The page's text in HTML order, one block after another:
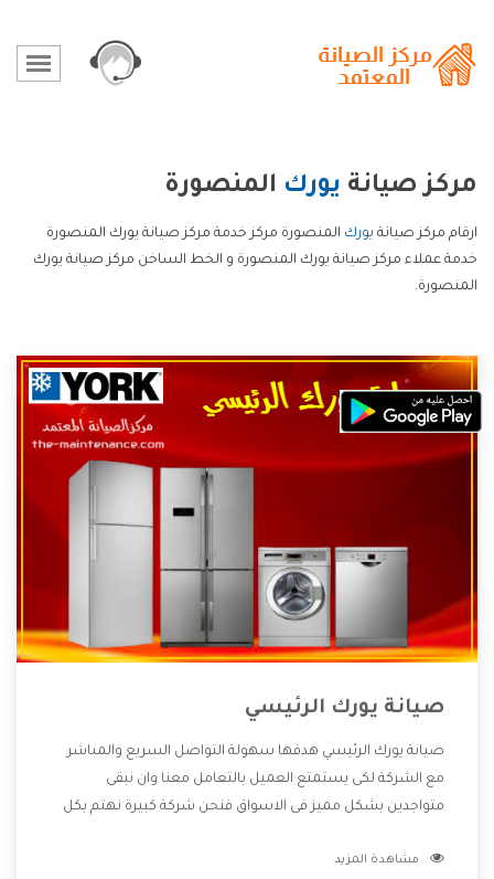
مركز صيانة يورك المنصورة
ارقام مركز صيانة يورك المنصورة مركز خدمة مركز صيانة يورك المنصورة
خدمة عملاء مركز صيانة يورك المنصورة و الخط الساخن مركز صيانة يورك
المنصورة.
صيانة يورك الرئيسي
صيانة يورك الرئيسي هدفها سهولة التواصل السريع والمباشر
مع الشركة لكى يستمتع العميل بالتعامل معنا وان نبقى
متواجدين بشكل مميز فى الاسواق فنحن شركة كبيرة نهتم بكل
الشركة بها والتى تكون منها خدمة الصيانة التى تكون من أهم
مشاهدة المزيد